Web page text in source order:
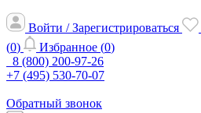
Войти / Зарегистрироваться
(0) Избранное (0)
8 (800) 200-97-26
+7 (495) 530-70-07
Обратный звонок